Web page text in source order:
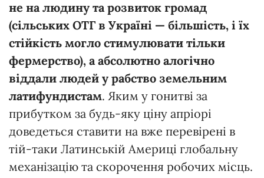
не на людину та розвиток громад
(сільських ОТГ в Україні — більшість, і їх
стійкість могло стимулювати тільки
фермерство), а абсолютно алогічно
віддали людей у рабство земельним
латифундистам. Яким у гонитві за
прибутком за будь-яку ціну апріорі
доведеться ставити на вже перевірені в
тій-таки Латинській Америці глобальну
механізацію та скорочення робочих місць.